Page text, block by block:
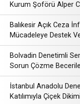
Kurum Şoförü Alper
Balıkesir Açık Ceza
Mücadeleye Destek
Bolvadin Denetimli
Sorun Çözme
İstanbul Anadolu
Katılımıyla Çiçek